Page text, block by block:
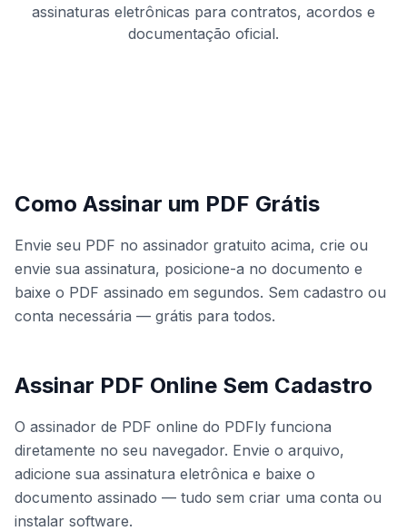
assinaturas eletrônicas para contratos, acordos e
documentação oficial.
Como Assinar um PDF Grátis
Envie seu PDF no assinador gratuito acima, crie ou
envie sua assinatura, posicione-a no documento e
baixe o PDF assinado em segundos. Sem cadastro ou
conta necessária — grátis para todos.
Assinar PDF Online Sem Cadastro
O assinador de PDF online do PDFly funciona
diretamente no seu navegador. Envie o arquivo,
adicione sua assinatura eletrônica e baixe o
documento assinado — tudo sem criar uma conta ou
instalar software.